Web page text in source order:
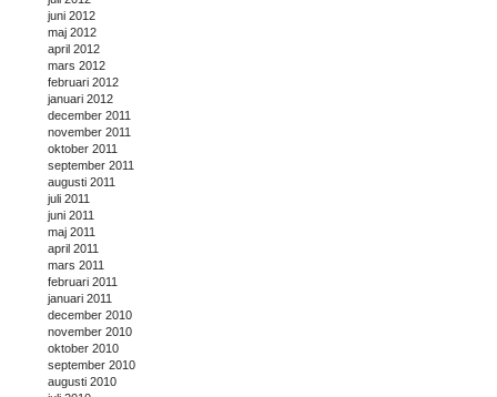
juni 2012
maj 2012
april 2012
mars 2012
februari 2012
januari 2012
december 2011
november 2011
oktober 2011
september 2011
augusti 2011
juli 2011
juni 2011
maj 2011
april 2011
mars 2011
februari 2011
januari 2011
december 2010
november 2010
oktober 2010
september 2010
augusti 2010